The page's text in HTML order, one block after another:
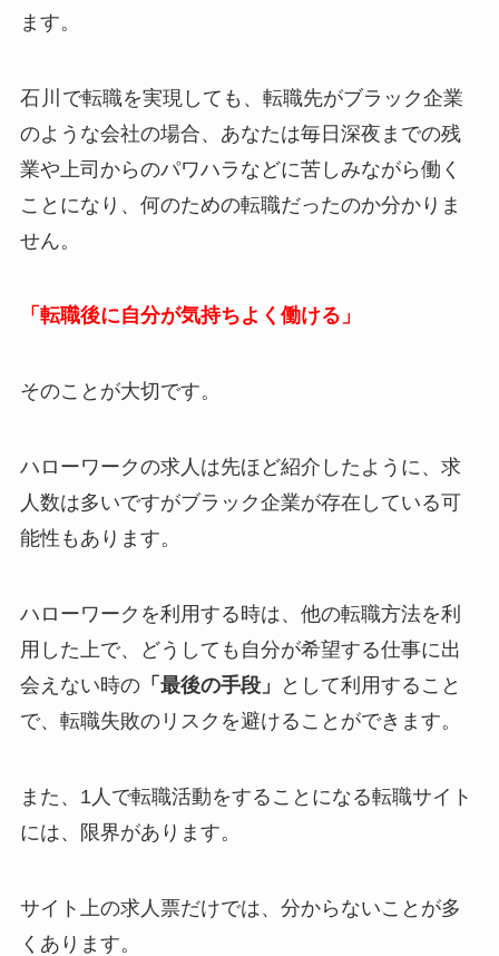
ます。
石川 で転職を実現しても、転職先がブラック企業
のような会社の場合、あなたは毎日深夜までの残
業や上司からのパワハラなどに苦しみながら働く
ことになり、何のための転職だったのか分かりま
せん。
「転職後に自分が気持ちよく働ける」
そのことが大切です。
ハローワークの求人は先ほど紹介したように、求
人数は多いですがブラック企業が存在している可
能性もあります。
ハローワークを利用する時は、他の転職方法を利
用した上で、どうしても自分が希望する仕事に出
会えない時の「最後の手段」
として利用すること
で、転職失敗のリスクを避けることができます。
また、1人で転職活動をすることになる転職サイト
には、限界があります。
サイト上の求人票だけでは、分からないことが多
くあります。